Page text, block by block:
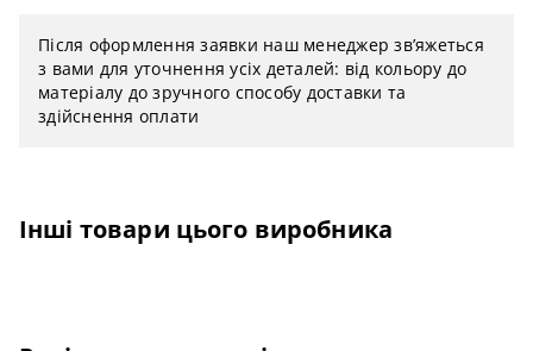
Після оформлення заявки наш менеджер зв’яжеться
з вами для уточнення усіх деталей: від кольору до
матеріалу до зручного способу доставки та
здійснення оплати
Інші товари цього виробника